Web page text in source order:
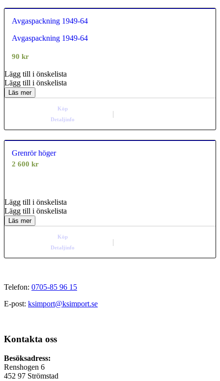
Avgaspackning 1949-64
Avgaspackning 1949-64
90 kr
Lägg till i önskelista
Lägg till i önskelista
Läs mer
Köp
Detaljinfo
Grenrör höger
2 600 kr
Lägg till i önskelista
Lägg till i önskelista
Läs mer
Köp
Detaljinfo
Telefon: 0705-85 96 15
E-post: ksimport@ksimport.se
Kontakta oss
Besöksadress:
Renshogen 6
452 97 Strömstad